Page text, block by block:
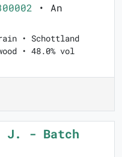
• An
• Schottland
• 48.0% vol
J. - Batch